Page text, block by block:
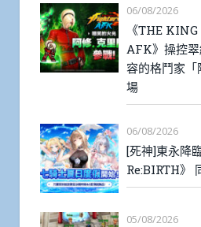
06/08/2026
《THE
AFK》操控
容的格鬥家
場
06/08/2026
[死神]東永降
Re:BIRTH》
05/08/2026